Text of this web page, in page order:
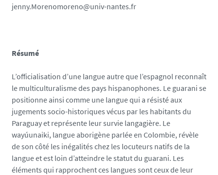
jenny.Morenomoreno@univ-nantes.fr
Résumé
L’officialisation d’une langue autre que l’espagnol reconnaît
le multiculturalisme des pays hispanophones. Le guarani se
positionne ainsi comme une langue qui a résisté aux
jugements socio-historiques vécus par les habitants du
Paraguay et représente leur survie langagière. Le
wayúunaiki, langue aborigène parlée en Colombie, révèle
de son côté les inégalités chez les locuteurs natifs de la
langue et est loin d’atteindre le statut du guarani. Les
éléments qui rapprochent ces langues sont ceux de leur